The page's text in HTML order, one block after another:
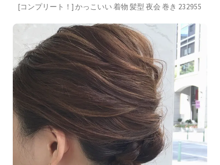
[コンプリート！] かっこいい 着物 髪型 夜会 巻き 232955